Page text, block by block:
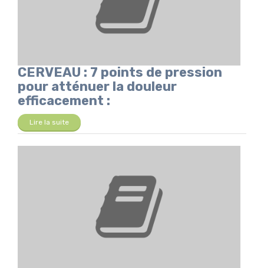
CERVEAU : 7 points de pression
pour atténuer la douleur
efficacement :
Lire la suite